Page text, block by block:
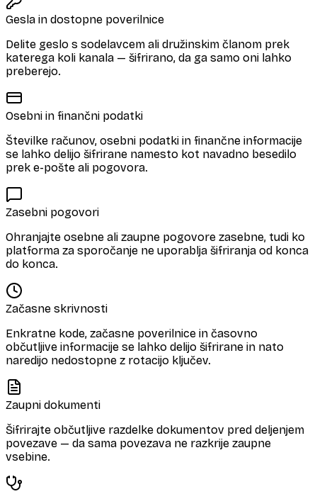
Gesla in dostopne poverilnice
Delite geslo s sodelavcem ali družinskim članom prek
katerega koli kanala — šifrirano, da ga samo oni lahko
preberejo.
Osebni in finančni podatki
Številke računov, osebni podatki in finančne informacije
se lahko delijo šifrirane namesto kot navadno besedilo
prek e-pošte ali pogovora.
Zasebni pogovori
Ohranjajte osebne ali zaupne pogovore zasebne, tudi ko
platforma za sporočanje ne uporablja šifriranja od konca
do konca.
Začasne skrivnosti
Enkratne kode, začasne poverilnice in časovno
občutljive informacije se lahko delijo šifrirane in nato
naredijo nedostopne z rotacijo ključev.
Zaupni dokumenti
Šifrirajte občutljive razdelke dokumentov pred deljenjem
povezave — da sama povezava ne razkrije zaupne
vsebine.